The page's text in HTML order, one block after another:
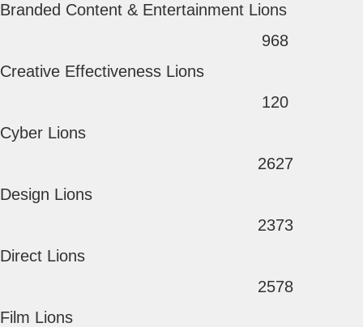
Branded Content & Entertainment Lions
968
Creative Effectiveness Lions
120
Cyber Lions
2627
Design Lions
2373
Direct Lions
2578
Film Lions